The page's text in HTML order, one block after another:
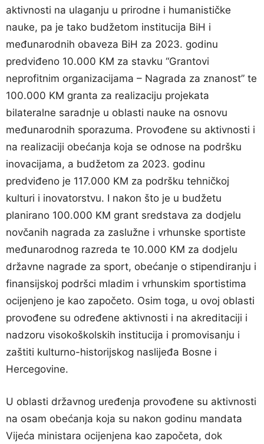
aktivnosti na ulaganju u prirodne i humanističke
nauke, pa je tako budžetom institucija BiH i
međunarodnih obaveza BiH za 2023. godinu
predviđeno 10.000 KM za stavku “Grantovi
neprofitnim organizacijama – Nagrada za znanost” te
100.000 KM granta za realizaciju projekata
bilateralne saradnje u oblasti nauke na osnovu
međunarodnih sporazuma. Provođene su aktivnosti i
na realizaciji obećanja koja se odnose na podršku
inovacijama, a budžetom za 2023. godinu
predviđeno je 117.000 KM za podršku tehničkoj
kulturi i inovatorstvu. I nakon što je u budžetu
planirano 100.000 KM grant sredstava za dodjelu
novčanih nagrada za zaslužne i vrhunske sportiste
međunarodnog razreda te 10.000 KM za dodjelu
državne nagrade za sport, obećanje o stipendiranju i
finansijskoj podršci mladim i vrhunskim sportistima
ocijenjeno je kao započeto. Osim toga, u ovoj oblasti
provođene su određene aktivnosti i na akreditaciji i
nadzoru visokoškolskih institucija i promovisanju i
zaštiti kulturno-historijskog naslijeđa Bosne i
Hercegovine.
U oblasti državnog uređenja provođene su aktivnosti
na osam obećanja koja su nakon godinu mandata
Vijeća ministara ocijenjena kao započeta, dok